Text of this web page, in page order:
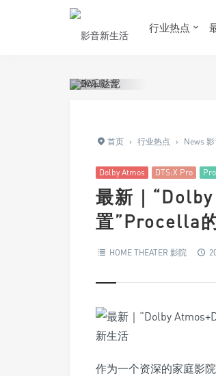
行业热点
首页 › 行业热点 › News
Dolby Atmos DTS:X Pro
最新｜
置”Procella
HOME THEATER 影院
作为一个资深的家庭影